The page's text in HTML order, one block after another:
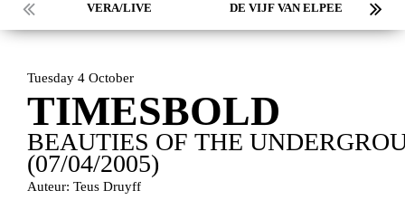
VERA/LIVE DE VIJF VAN ELPEE
Tuesday 4 October
TIMESBOLD
BEAUTIES OF THE
(07/04/2005)
Auteur: Teus Druyff